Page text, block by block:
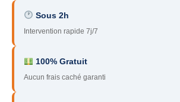
95 – Val d’Oise
– Essonne
89 – Yonne
Sous 2h
Intervention rapide 7j/7
100% Gratuit
Aucun frais caché garanti